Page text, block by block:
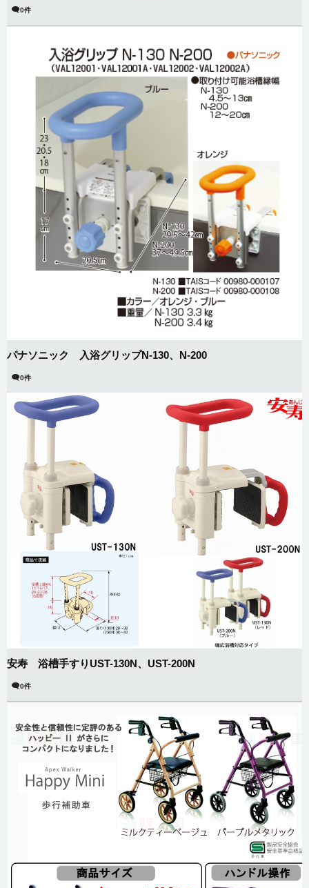
0件
パナソニック 入浴グリップN-130、N-200
0件
安寿 浴槽手すりUST-130N、UST-200N
0件